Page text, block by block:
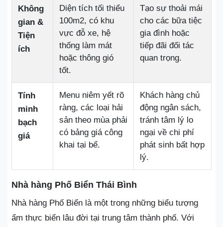
Không
gian &
Tiện
ích
Diện tích tối thiểu
100m2, có khu
vực đỗ xe, hệ
thống làm mát
hoặc thông gió
tốt.
Tạo sự thoải mái
cho các bữa tiệc
gia đình hoặc
tiếp đãi đối tác
quan trọng.
Tính
minh
bạch
giá
Menu niêm yết rõ
ràng, các loại hải
sản theo mùa phải
có bảng giá công
khai tại bể.
Khách hàng chủ
động ngân sách,
tránh tâm lý lo
ngại về chi phí
phát sinh bất hợp
lý.
Nhà hàng Phố Biển Thái Bình
Nhà hàng Phố Biển là một trong những biểu tượng
ẩm thực biển lâu đời tại trung tâm thành phố. Với